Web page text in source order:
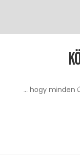
... hogy minden